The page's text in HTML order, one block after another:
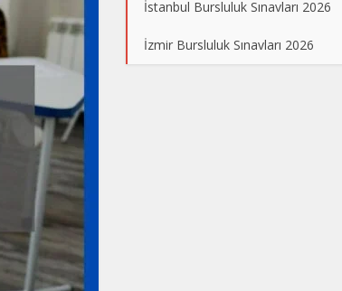
İstanbul Bursluluk Sınavları 2026
İzmir Bursluluk Sınavları 2026